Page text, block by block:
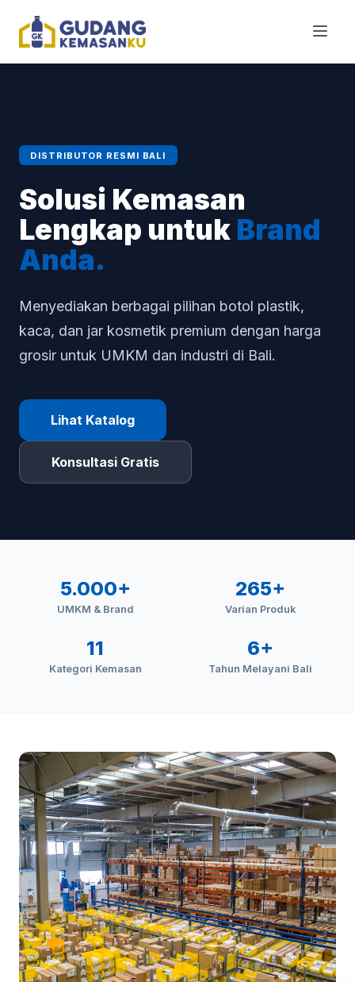
DISTRIBUTOR RESMI BALI
Solusi Kemasan
Lengkap untuk Brand
Anda.
Menyediakan berbagai pilihan botol plastik,
kaca, dan jar kosmetik premium dengan harga
grosir untuk UMKM dan industri di Bali.
Lihat Katalog
Konsultasi Gratis
5.000+
UMKM & Brand
265+
Varian Produk
11
Kategori Kemasan
6+
Tahun Melayani Bali